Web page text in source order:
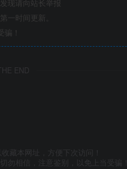
现请向站长举报
一时间更新。
！
END
藏本网址，方便下次访问！
勿相信，注意鉴别，以免上当受骗！